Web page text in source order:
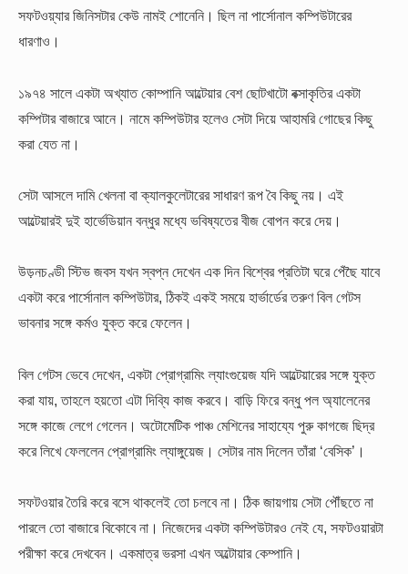
সফটওয়্যার জিনিসটার কেউ নামই শোনেনি। ছিল না পার্সোনাল কম্পিউটারের
ধারণাও।
১৯৭৪ সালে একটা অখ্যাত কোম্পানি আল্টেয়ার বেশ ছোটখাটো বক্সাকৃতির একটা
কম্পিটার বাজারে আনে। নামে কম্পিউটার হলেও সেটা দিয়ে আহামরি গোছের কিছু
করা যেত না।
সেটা আসলে দামি খেলনা বা ক্যালকুলেটারের সাধারণ রূপ বৈ কিছু নয়। এই
আল্টেয়ারই দুই হার্ভেডিয়ান বন্ধুর মধ্যে ভবিষ্যতের বীজ বোপন করে দেয়।
উড়নচণ্ডী স্টিভ জবস যখন স্বপ্ন দেখেন এক দিন বিশ্বের প্রতিটা ঘরে পেঁছৈ যাবে
একটা করে পার্সোনাল কম্পিউটার, ঠিকই একই সময়ে হার্ভার্ডের তরুণ বিল গেটস
ভাবনার সঙ্গে কর্মও যুক্ত করে ফেলেন।
বিল গেটস ভেবে দেখেন, একটা প্রোগ্রামিং ল্যাংগুয়েজ যদি আল্টেয়ারের সঙ্গে যুক্ত
করা যায়, তাহলে হয়তো এটা দিব্যি কাজ করবে। বাড়ি ফিরে বন্ধু পল অ্যালেনের
সঙ্গে কাজে লেগে গেলেন। অটোমেটিক পাঞ্চ মেশিনের সাহায্যে পুরু কাগজে ছিদ্র
করে লিখে ফেললেন প্রোগ্রামিং ল্যাঙ্গুয়েজ। সেটার নাম দিলেন তাঁরা ‘বেসিক’।
সফটওয়ার তৈরি করে বসে থাকলেই তো চলবে না। ঠিক জায়গায় সেটা পৌঁছতে না
পারলে তো বাজারে বিকোবে না। নিজেদের একটা কম্পিউটারও নেই যে, সফটওয়ারটা
পরীক্ষা করে দেখবেন। একমাত্র ভরসা এখন অল্টোয়ার কেম্পানি।